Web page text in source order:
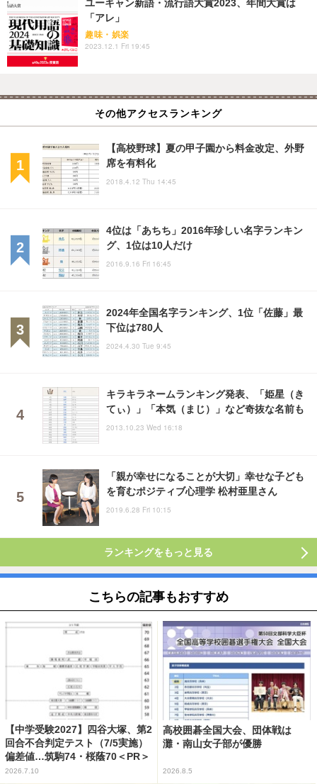
ユーキャン新語・流行語大賞2023、年間大賞は
「アレ」
趣味・娯楽
2023.12.1 Fri 19:45
その他アクセスランキング
【高校野球】夏の甲子園から料金改定、外野
席を有料化
2018.4.12 Thu 14:45
4位は「あちち」2016年珍しい名字ランキン
グ、1位は10人だけ
2016.9.16 Fri 16:45
2024年全国名字ランキング、1位「佐藤」最
下位は780人
2024.4.30 Tue 9:45
キラキラネームランキング発表、「姫星（き
てぃ）」「本気（まじ）」など奇抜な名前も
2013.10.23 Wed 16:18
「親が幸せになることが大切」幸せな子ども
を育むポジティブ心理学 松村亜里さん
2019.6.28 Fri 10:15
ランキングをもっと見る
こちらの記事もおすすめ
【中学受験2027】四谷大塚、第2
回合不合判定テスト（7/5実施）
偏差値…筑駒74・桜蔭70＜PR＞
2026.7.10
高校囲碁全国大会、団体戦は
灘・南山女子部が優勝
2026.8.5